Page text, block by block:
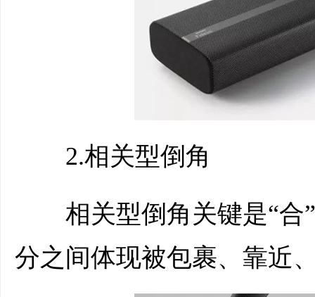
2.相关型倒角
相关型倒角关键是“合”
分之间体现被包裹、靠近